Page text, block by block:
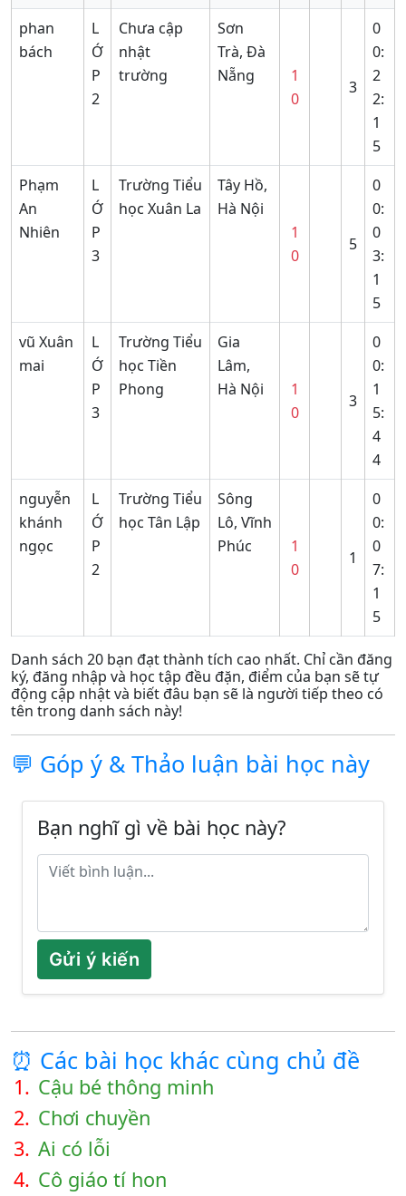
phan
bách
L
Ớ
P
2
Chưa cập
nhật
trường
Sơn
Trà, Đà
Nẵng
1
0
3
0
0:
2
2:
1
5
Phạm
An
Nhiên
L
Ớ
P
3
Trường Tiểu
học Xuân La
Tây Hồ,
Hà Nội
1
0
5
0
0:
0
3:
1
5
vũ Xuân
mai
L
Ớ
P
3
Trường Tiểu
học Tiền
Phong
Gia
Lâm,
Hà Nội
1
0
3
0
0:
1
5:
4
4
nguyễn
khánh
ngọc
L
Ớ
P
2
Trường Tiểu
học Tân Lập
Sông
Lô, Vĩnh
Phúc
1
0
1
0
0:
0
7:
1
5
Danh sách 20 bạn đạt thành tích cao nhất. Chỉ cần đăng
ký, đăng nhập và học tập đều đặn, điểm của bạn sẽ tự
động cập nhật và biết đâu bạn sẽ là người tiếp theo có
tên trong danh sách này!
💬 Góp ý & Thảo luận bài học này
Bạn nghĩ gì về bài học này?
Gửi ý kiến
⏰ Các bài học khác cùng chủ đề
1. Cậu bé thông minh
2. Chơi chuyền
3. Ai có lỗi
4. Cô giáo tí hon